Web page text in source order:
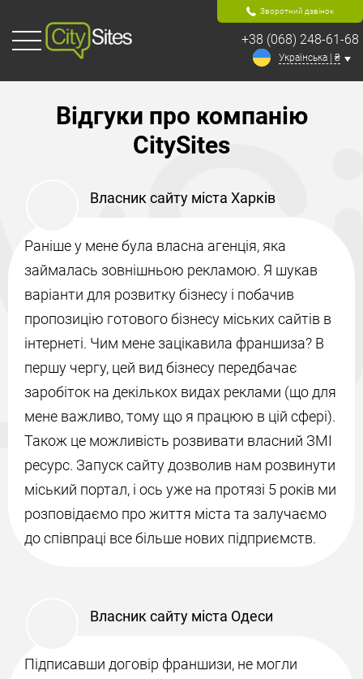
Зворотний дзвінок
+38 (068) 248-61-68
Українська | ₴
Відгуки про компанію
CitySites
Власник сайту міста Харків
Раніше у мене була власна агенція, яка
займалась зовнішньою рекламою. Я шукав
варіанти для розвитку бізнесу і побачив
пропозицію готового бізнесу міських сайтів в
інтернеті. Чим мене зацікавила франшиза? В
першу чергу, цей вид бізнесу передбачає
заробіток на декількох видах реклами (що для
мене важливо, тому що я працюю в цій сфері).
Також це можливість розвивати власний ЗМІ
ресурс. Запуск сайту дозволив нам розвинути
міський портал, і ось уже на протязі 5 років ми
розповідаємо про життя міста та залучаємо
до співпраці все більше нових підприємств.
Власник сайту міста Одеси
Підписавши договір франшизи, не могли